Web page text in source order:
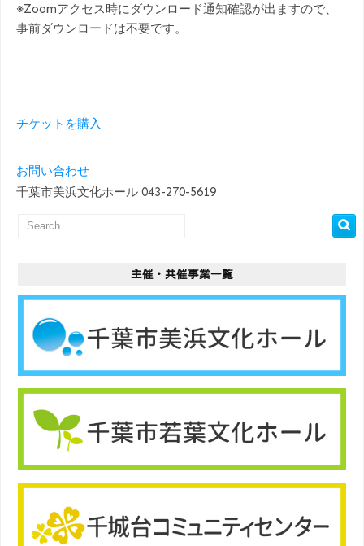
※Zoomアクセス時にダウンロード通知確認が出ますので、
事前ダウンロードは不要です。
チケットを購入
お問い合わせ
千葉市美浜文化ホール 043-270-5619
主催・共催事業一覧